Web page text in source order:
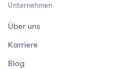
Unternehmen
Über uns
Karriere
Blog